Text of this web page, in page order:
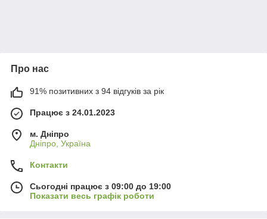
Про нас
91% позитивних з 94 відгуків за рік
Працює з 24.01.2023
м. Дніпро
Дніпро, Україна
Контакти
Сьогодні працює з 09:00 до 19:00
Показати весь графік роботи